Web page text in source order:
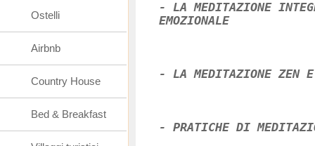
- LA MEDITAZIONE
EMOZIONALE
- LA MEDITAZIONE ZEN E
- PRATICHE DI
Ostelli
Airbnb
Country House
Bed & Breakfast